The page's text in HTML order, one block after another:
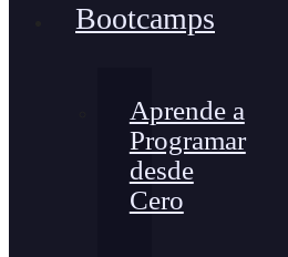
Bootcamps
Aprende a
Programar
desde
Cero